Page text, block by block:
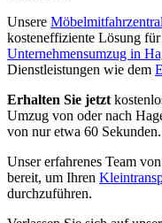
Unsere
kosteneffiziente Lösung
Unternehmensumzug in
Dienstleistungen wie dem
Erhalten Sie jetzt
Umzug von oder nach
von nur etwa 60 Sekunden.
Unser erfahrenes Team
bereit, um Ihren
durchzuführen.